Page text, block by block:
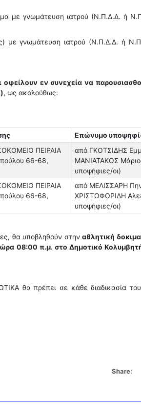
με γνωμάτευση ιατρού (Ν.Π.Δ.Δ. ή
με γνωμάτευση ιατρού (Ν.Π.Δ.Δ. ή
οφείλουν εν συνεχεία να
, ως ακολούθως:
Επώνυμο
ΠΕΙΡΑΙΑ
66-68,
από ΓΚΟΤΣΙΔΗΣ
ΜΑΝΙΑΤΑΚΟΣ
υποψήφιες/οι)
ΠΕΙΡΑΙΑ
66-68,
από ΜΕΛΙΣΣΑΡΗ
ΧΡΙΣΤΟΦΟΡΙΔΗ
υποψήφιες/οι)
θα υποβληθούν στηναθλητική
ώρα 08:00 π.μ. στο Δημοτικό
θα πρέπει σε κάθε διαδικασία
Share: